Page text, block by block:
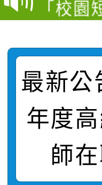
絕-親子
站幸福
報，惠
宣導。
踴躍報
115學
結果
【甄選
學年度
結果(
【甄選
學年
結果(
轉知
9月16
函轉
最新
年度
師